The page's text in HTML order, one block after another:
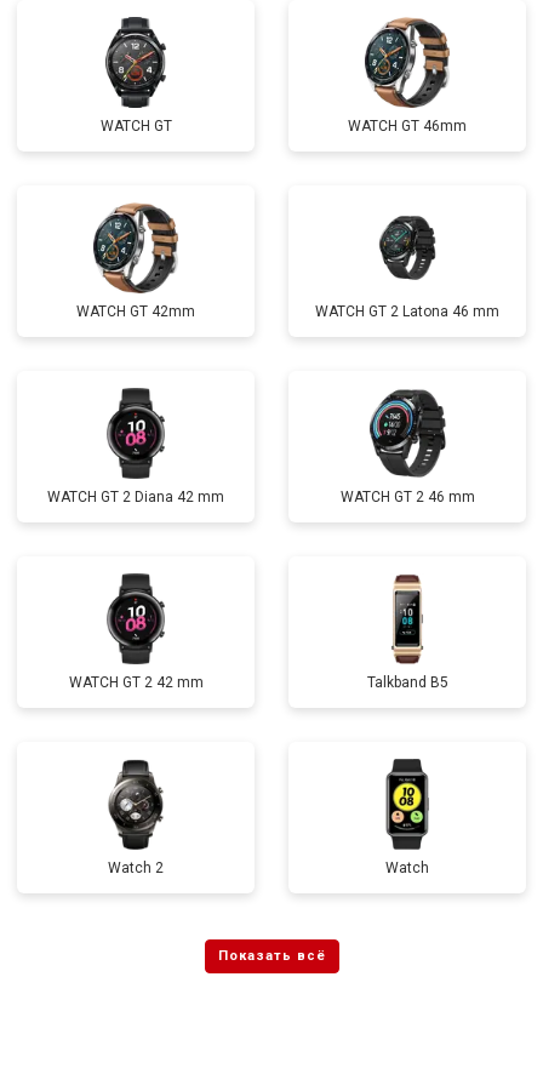
WATCH GT WATCH GT 46mm
WATCH GT 42mm WATCH GT 2 Latona 46 mm
WATCH GT 2 Diana 42 mm WATCH GT 2 46 mm
WATCH GT 2 42 mm Talkband B5
Watch 2 Watch